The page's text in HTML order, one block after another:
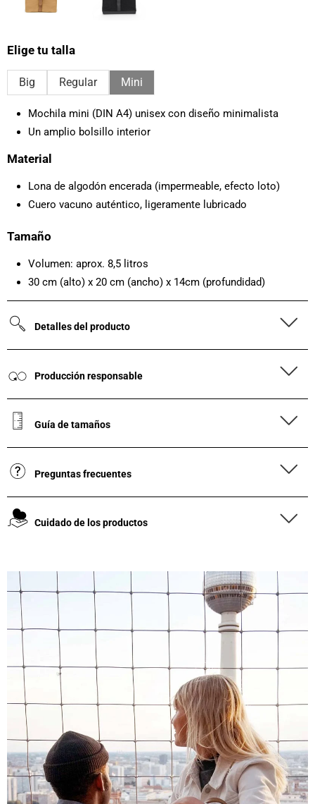
4,8 Calificación Reseñas
Leer todas las reseñas
Elige tu talla
Big Regular Mini
Mochila mini (DIN A4) unisex con diseño minimalista
Un amplio bolsillo interior
Material
Lona de algodón encerada (impermeable, efecto loto)
Cuero vacuno auténtico, ligeramente lubricado
Tamaño
Volumen: aprox. 8,5 litros
30 cm (alto) x 20 cm (ancho) x 14cm (profundidad)
Detalles del producto
Producción responsable
Guía de tamaños
Preguntas frecuentes
Cuidado de los productos